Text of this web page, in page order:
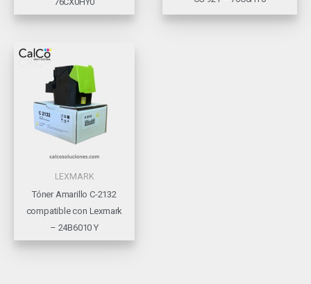
LEXMARK
Tóner Amarillo C-2132
compatible con Lexmark
– 24B6010 Y